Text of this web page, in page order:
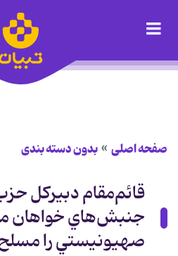
صفحه اصلی بدون دسته بندی
قائم‌مقام دبيركل
جنبش‌هاي خواهان
صهيونيستي را